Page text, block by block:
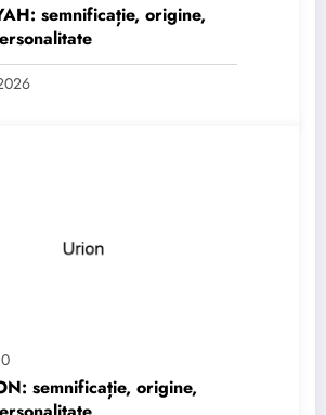
semnificație, origine,
0
semnificație, origine,